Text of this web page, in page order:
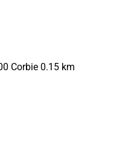
Corbie 0.15 km